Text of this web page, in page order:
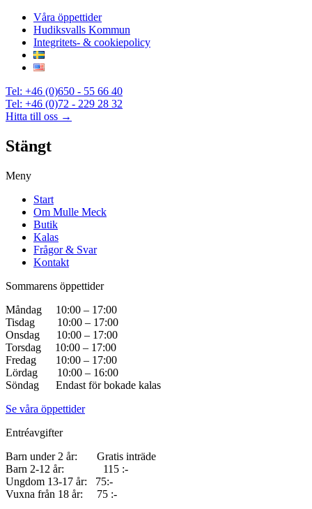
Våra öppettider
Hudiksvalls Kommun
Integritets- & cookiepolicy
Tel: +46 (0)650 - 55 66 40
Tel: +46 (0)72 - 229 28 32
Hitta till oss →
Stängt
Meny
Start
Om Mulle Meck
Butik
Kalas
Frågor & Svar
Kontakt
Sommarens öppettider
Måndag 10:00 – 17:00
Tisdag 10:00 – 17:00
Onsdag 10:00 – 17:00
Torsdag 10:00 – 17:00
Fredag 10:00 – 17:00
Lördag 10:00 – 16:00
Söndag Endast för bokade kalas
Se våra öppettider
Entréavgifter
Barn under 2 år: Gratis inträde
Barn 2-12 år: 115 :-
Ungdom 13-17 år: 75:-
Vuxna från 18 år: 75 :-